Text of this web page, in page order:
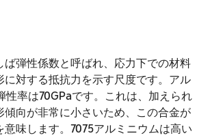
ば弾性係数と呼ばれ、応力下での材料
に対する抵抗力を示す尺度です。アル
性率は70GPaです。これは、加えられ
傾向が非常に小さいため、この合金が
意味します。7075アルミニウムは高い